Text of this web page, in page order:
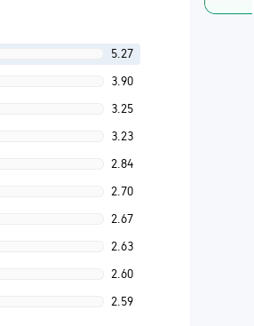
5.27
3.90
3.25
3.23
2.84
2.70
2.67
2.63
2.60
2.59